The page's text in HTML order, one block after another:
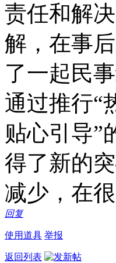
责任和解
解，在事
了一起民事
通过推行“
贴心引导”
得了新的
减少，在
回复
使用道具 举报
返回列表